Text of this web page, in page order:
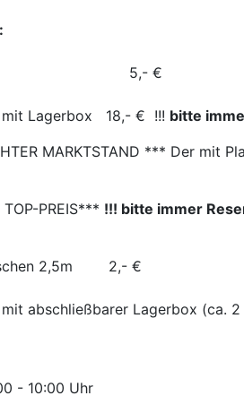
5,- €
mit Lagerbox 18,- € !!! bitte
MARKTSTAND *** Der mit
PREIS*** !!! bitte immer
2,5m 2,- €
mit abschließbarer Lagerbox
- 10:00 Uhr